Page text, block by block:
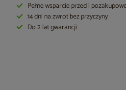
Pełne wsparcie przed i
14 dni na zwrot bez przyczyny
Do 2 lat gwarancji